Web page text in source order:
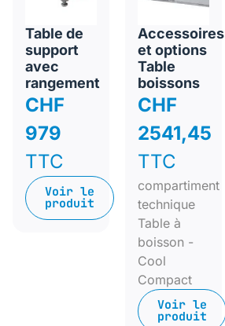
Table de
support
avec
rangement
CHF
979
TTC
Voir le
produit
Accessoires
et options
Table
boissons
CHF
2541,45
TTC
compartiment
technique
Table à
boisson -
Cool
Compact
Voir le
produit